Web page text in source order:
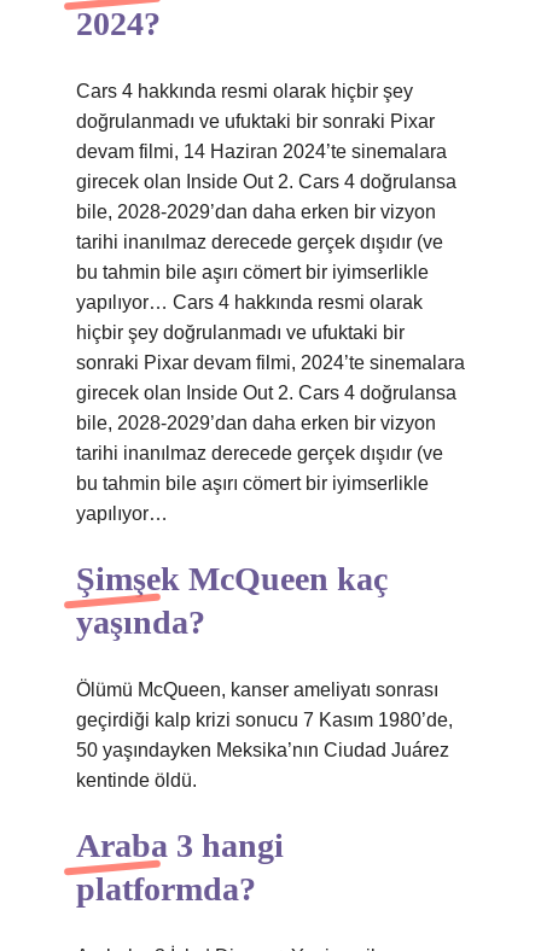
2024?
Cars 4 hakkında resmi olarak hiçbir şey
doğrulanmadı ve ufuktaki bir sonraki Pixar
devam filmi, 14 Haziran 2024’te sinemalara
girecek olan Inside Out 2. Cars 4 doğrulansa
bile, 2028-2029’dan daha erken bir vizyon
tarihi inanılmaz derecede gerçek dışıdır (ve
bu tahmin bile aşırı cömert bir iyimserlikle
yapılıyor… Cars 4 hakkında resmi olarak
hiçbir şey doğrulanmadı ve ufuktaki bir
sonraki Pixar devam filmi, 2024’te sinemalara
girecek olan Inside Out 2. Cars 4 doğrulansa
bile, 2028-2029’dan daha erken bir vizyon
tarihi inanılmaz derecede gerçek dışıdır (ve
bu tahmin bile aşırı cömert bir iyimserlikle
yapılıyor…
Şimşek McQueen kaç
yaşında?
Ölümü McQueen, kanser ameliyatı sonrası
geçirdiği kalp krizi sonucu 7 Kasım 1980’de,
50 yaşındayken Meksika’nın Ciudad Juárez
kentinde öldü.
Araba 3 hangi
platformda?